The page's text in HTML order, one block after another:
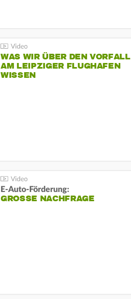
WAS WIR ÜBER DEN VORFALL
AM LEIPZIGER FLUGHAFEN
WISSEN
E-Auto-Förderung:
GROSSE NACHFRAGE